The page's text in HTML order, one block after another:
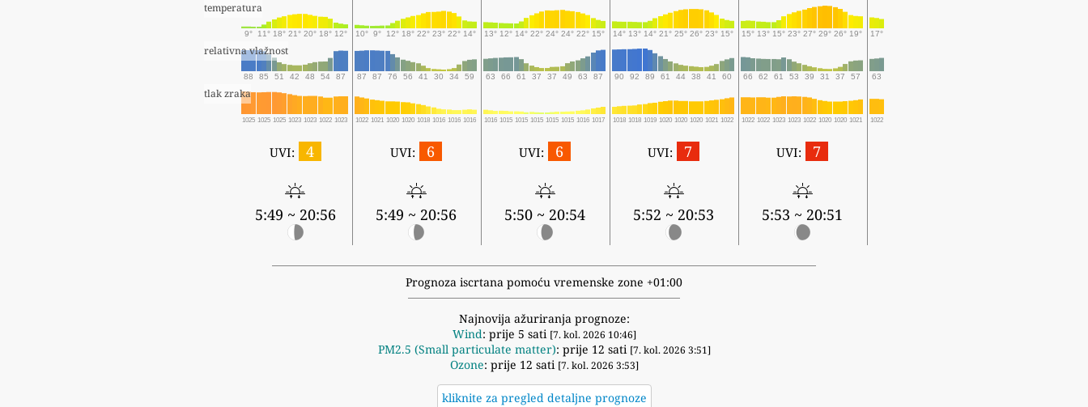
temperatura
9° 11° 18° 21° 20° 18° 12° 10° 9° 12° 18° 22° 23° 22° 14° 13° 12° 14° 22° 24° 24° 22° 15° 14° 13° 14° 21° 25° 26° 23° 15° 15° 13° 15° 23° 27° 29° 26° 19° 17°
relativna vlažnost
88 85 51 42 48 54 87 87 87 76 56 41 30 34 59 63 66 61 37 37 49 63 87 90 92 89 61 44 38 41 60 66 62 61 53 39 31 37 57 63
tlak zraka
1025 1025 1025 1023 1023 1022 1023 1022 1021 1020 1020 1018 1016 1016 1016 1016 1015 1015 1015 1015 1015 1016 1017 1018 1018 1019 1020 1020 1020 1021 1022 1022 1022 1023 1023 1022 1020 1020 1021 1022
UVI: 4
5:49 ~ 20:56
UVI: 6
5:49 ~ 20:56
UVI: 6
5:50 ~ 20:54
UVI: 7
5:52 ~ 20:53
UVI: 7
5:53 ~ 20:51
Prognoza iscrtana pomoću vremenske zone +01:00
Najnovija ažuriranja prognoze:
Wind: prije 5 sati [7. kol. 2026 10:46]
PM2.5 (Small particulate matter): prije 12 sati [7. kol. 2026 3:51]
Ozone: prije 12 sati [7. kol. 2026 3:53]
kliknite za pregled detaljne prognoze